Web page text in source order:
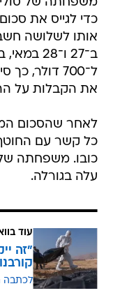
אותו לשלושה
ל־700
את הקבלות על
לאחר שהסכום
כל קשר עם החוטף
כובו. משפחתה של
עלה בגורלה.
עוד
"זה
לכתבה